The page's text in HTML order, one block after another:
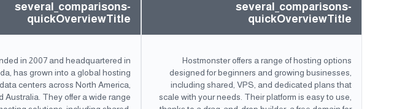
several_comparisons-
quickOverviewTitle
Hostmonster offers a range of hosting options
designed for beginners and growing businesses,
including shared, VPS, and dedicated plans that
scale with your needs. Their platform is easy to use,
several_comparisons-
quickOverviewTitle
in 2007 and headquartered in
has grown into a global hosting
centers across North America,
Australia. They offer a wide range